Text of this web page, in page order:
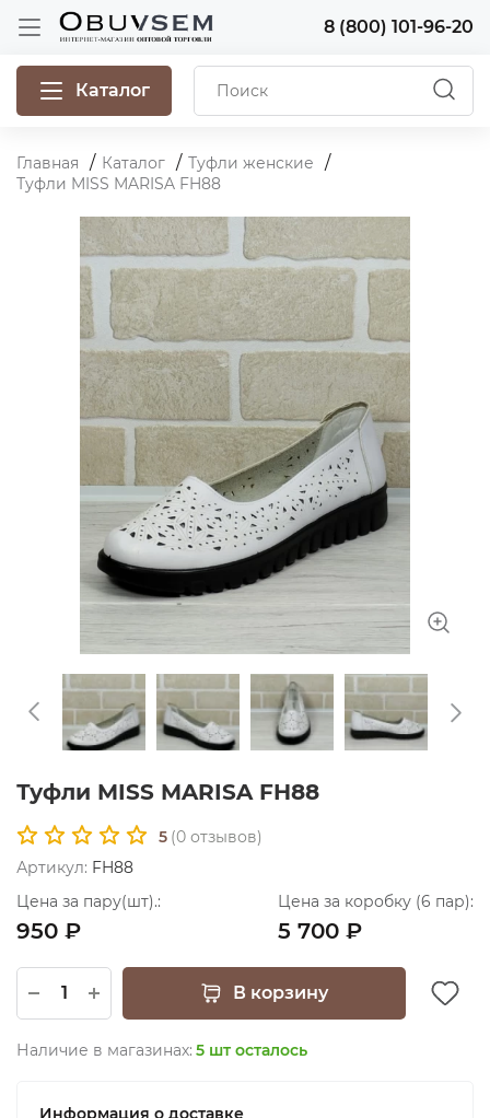
8 (800) 101-96-20
Каталог
Главная Каталог
Туфли женские
Туфли MISS MARISA FH88
Туфли MISS MARISA FH88
5 (0 отзывов)
Артикул: FH88
Цена за пару(шт).:
950 ₽
Цена за коробку (6 пар):
5 700 ₽
В корзину
Наличие в магазинах: 5 шт осталось
Информация о доставке